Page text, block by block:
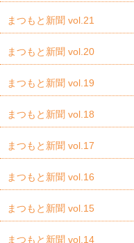
まつもと新聞 vol.21
まつもと新聞 vol.20
まつもと新聞 vol.19
まつもと新聞 vol.18
まつもと新聞 vol.17
まつもと新聞 vol.16
まつもと新聞 vol.15
まつもと新聞 vol.14